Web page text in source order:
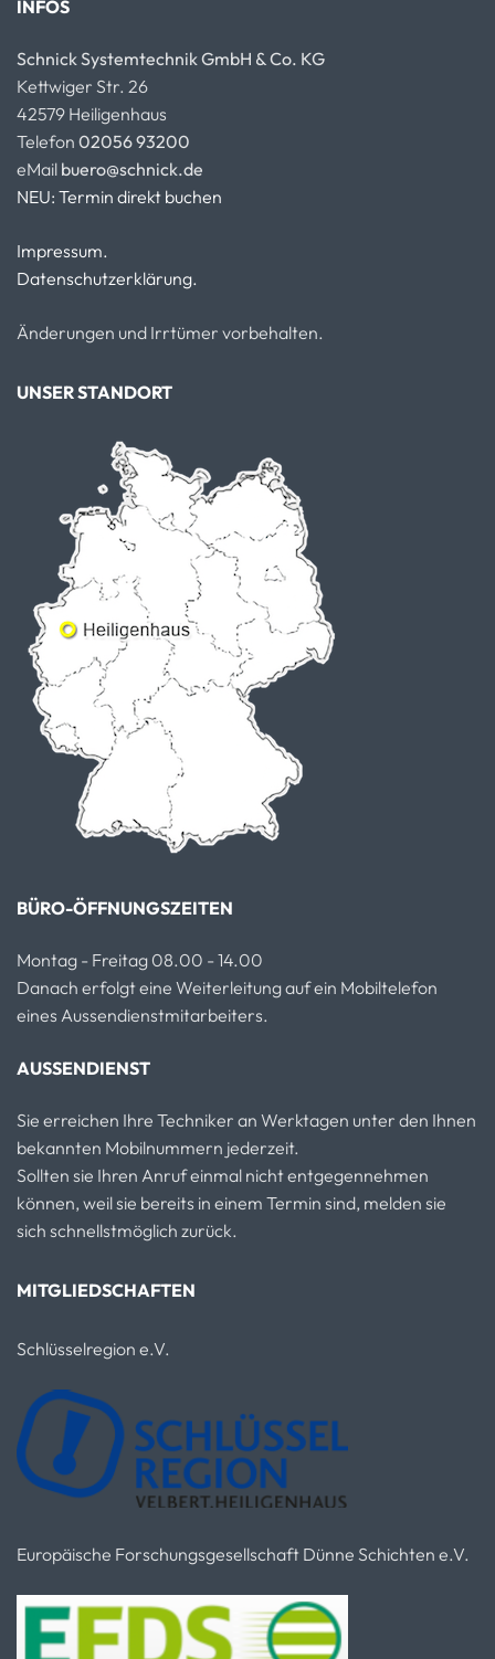
INFOS
Schnick Systemtechnik GmbH & Co. KG
Kettwiger Str. 26
42579 Heiligenhaus
Telefon 02056 93200
eMail buero@schnick.de
NEU: Termin direkt buchen
Impressum.
Datenschutzerklärung.
Änderungen und Irrtümer vorbehalten.
UNSER STANDORT
BÜRO-ÖFFNUNGSZEITEN
Montag - Freitag 08.00 - 14.00
Danach erfolgt eine Weiterleitung auf ein Mobiltelefon
eines Aussendienstmitarbeiters.
AUSSENDIENST
Sie erreichen Ihre Techniker an Werktagen unter den Ihnen
bekannten Mobilnummern jederzeit.
Sollten sie Ihren Anruf einmal nicht entgegennehmen
können, weil sie bereits in einem Termin sind, melden sie
sich schnellstmöglich zurück.
MITGLIEDSCHAFTEN
Schlüsselregion e.V.
Europäische Forschungsgesellschaft Dünne Schichten e.V.